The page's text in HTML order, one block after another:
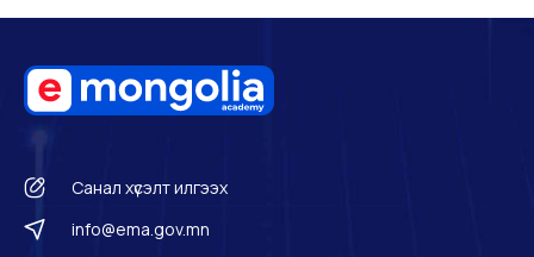
Санал хүсэлт илгээх
info@ema.gov.mn